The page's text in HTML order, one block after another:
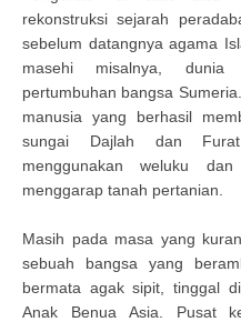
rekonstruksi sejarah
sebelum datangnya agama
masehi misalnya, dunia
pertumbuhan bangsa
manusia yang berhasil
sungai Dajlah dan
menggunakan weluku
menggarap tanah pertanian.
Masih pada masa yang
sebuah bangsa yang
bermata agak sipit, tinggal
Anak Benua Asia. Pusat